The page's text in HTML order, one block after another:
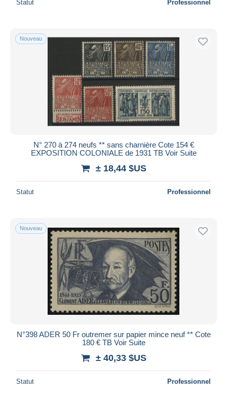
Statut Professionnel
Nouveau
N° 270 à 274 neufs ** sans charnière Cote 154 €
EXPOSITION COLONIALE de 1931 TB Voir Suite
± 18,44 $US
Statut Professionnel
Nouveau
N°398 ADER 50 Fr outremer sur papier mince neuf ** Cote
180 € TB Voir Suite
± 40,33 $US
Statut Professionnel